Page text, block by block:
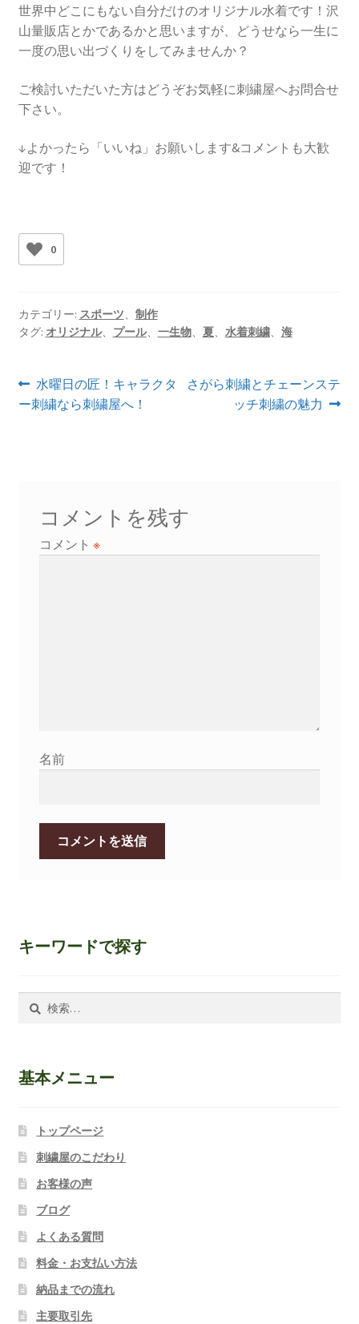
世界中どこにもない自分だけのオリジナル水着です！沢
山量販店とかであるかと思いますが、どうせなら一生に
一度の思い出づくりをしてみませんか？
ご検討いただいた方はどうぞお気軽に刺繍屋へお問合せ
下さい。
↓よかったら「いいね」お願いします&コメントも大歓
迎です！
0
カテゴリー: スポーツ、 制作
タグ: オリジナル、 プール、 一生物、 夏、 水着刺繍、 海
投
稿
ゲ
ー
前
の
水曜日の匠！キャラクタ
ー刺繍なら刺繍屋へ！
次
さがら刺繍とチェーンステ
ッチ刺繍の魅力
コメントを残す
コメント ※
名前
キーワードで探す
基本メニュー
トップページ
刺繍屋のこだわり
お客様の声
ブログ
よくある質問
料金・お支払い方法
納品までの流れ
主要取引先